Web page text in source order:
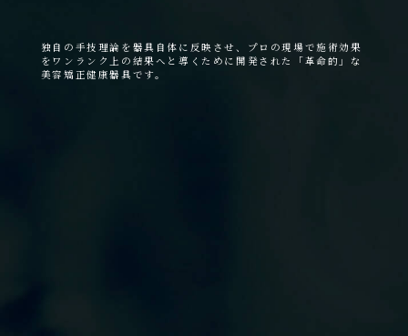
独自の手技理論を器具自体に反映させ、プロの現場で施術効果
をワンランク上の結果へと導くために開発された「革命的」な
美容矯正健康器具です。